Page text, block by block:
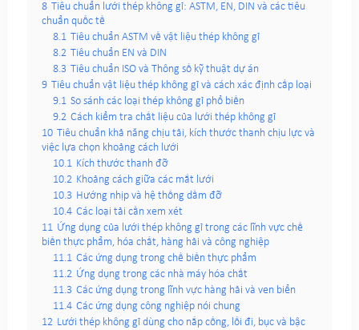
8 Tiêu chuẩn lưới thép không gỉ: ASTM, EN, DIN và các tiêu
chuẩn quốc tế
8.1 Tiêu chuẩn ASTM về vật liệu thép không gỉ
8.2 Tiêu chuẩn EN và DIN
8.3 Tiêu chuẩn ISO và Thông số kỹ thuật dự án
9 Tiêu chuẩn vật liệu thép không gỉ và cách xác định cấp loại
9.1 So sánh các loại thép không gỉ phổ biến
9.2 Cách kiểm tra chất liệu của lưới thép không gỉ
10 Tiêu chuẩn khả năng chịu tải, kích thước thanh chịu lực và
việc lựa chọn khoảng cách lưới
10.1 Kích thước thanh đỡ
10.2 Khoảng cách giữa các mắt lưới
10.3 Hướng nhịp và hệ thống dầm đỡ
10.4 Các loại tải cần xem xét
11 Ứng dụng của lưới thép không gỉ trong các lĩnh vực chế
biến thực phẩm, hóa chất, hàng hải và công nghiệp
11.1 Các ứng dụng trong chế biến thực phẩm
11.2 Ứng dụng trong các nhà máy hóa chất
11.3 Các ứng dụng trong lĩnh vực hàng hải và ven biển
11.4 Các ứng dụng công nghiệp nói chung
12 Lưới thép không gỉ dùng cho nắp cống, lối đi, bục và bậc